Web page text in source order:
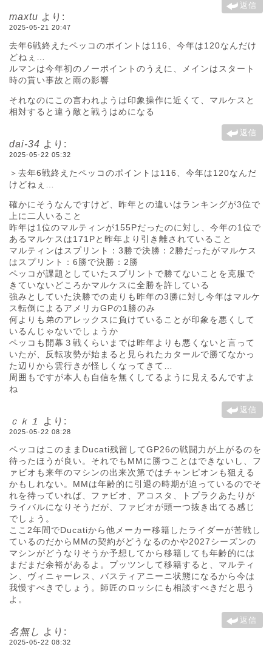
返信
maxtu より:
2025-05-21 20:47
去年6戦終えたペッコのポイントは116、今年は120なんだけ
どねぇ…
ルマンは今年初のノーポイントのうえに、メインはスタート
時の貰い事故と雨の影響
それなのにこの言われようは印象操作に近くて、マルケスと
相対すると違う敵と戦うはめになる
返信
dai-34 より:
2025-05-22 05:32
＞去年6戦終えたペッコのポイントは116、今年は120なんだ
けどねぇ…
確かにそうなんですけど、昨年との違いはランキングが3位で
上に二人いること
昨年は1位のマルティンが155Pだったのに対し、今年の1位で
あるマルケスは171Pと昨年より引き離されていること
マルティンはスプリント：3勝で決勝：2勝だったがマルケス
はスプリント：6勝で決勝：2勝
ペッコが課題としていたスプリントで勝てないことを克服で
きていないどころかマルケスに全勝を許している
強みとしていた決勝での走りも昨年の3勝に対し今年はマルケ
ス転倒によるアメリカGPの1勝のみ
何よりも弟のアレックスに負けていることが印象を悪くして
いるんじゃないでしょうか
ペッコも開幕３戦くらいまでは昨年よりも悪くないと言って
いたが、反転攻勢が始まると見られたカタールで勝てなかっ
た辺りから雲行きが怪しくなってきて…
周囲もですが本人も自信を無くしてるように見えるんですよ
ね
返信
ｃｋ１ より:
2025-05-22 08:28
ペッコはこのままDucati残留してGP26の戦闘力が上がるのを
待ったほうが良い。それでもMMに勝つことはできないし、フ
ァビオも来年のマシンの出来次第ではチャンピオンも狙える
かもしれない。MMは年齢的に引退の時期が迫っているのでそ
れを待っていれば、ファビオ、アコスタ、トプラクあたりが
ライバルになりそうだが、ファビオが頭一つ抜き出てる感じ
でしょう。
ここ2年間でDucatiから他メーカー移籍したライダーが苦戦し
ているのだからMMの契約がどうなるのかや2027シーズンの
マシンがどうなりそうか予想してから移籍しても年齢的には
まだまだ余裕があるよ。プッツンして移籍すると、マルティ
ン、ヴィニャーレス、バスティアニーニ状態になるから今は
我慢すべきでしょう。師匠のロッシにも相談すべきだと思う
よ。
返信
名無し より:
2025-05-22 08:32